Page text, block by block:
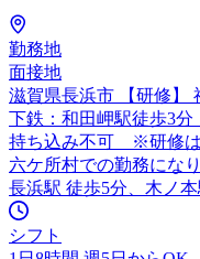
勤務地
面接地
滋賀県長浜市 【研修
下鉄：和田岬駅徒歩3
持ち込み不可 ※研修は
六ケ所村での勤務になり
長浜駅 徒歩5分、木ノ
シフト